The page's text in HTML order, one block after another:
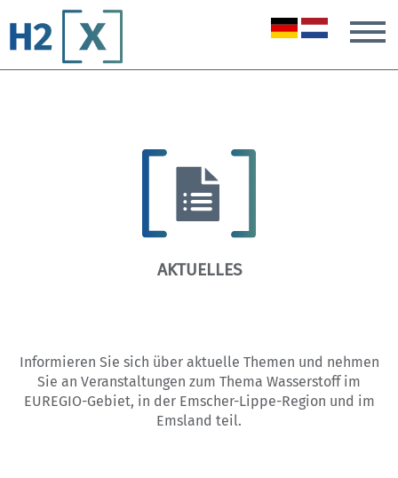
AKTUELLES
Informieren Sie sich über aktuelle Themen und nehmen
Sie an Veranstaltungen zum Thema Wasserstoff im
EUREGIO-Gebiet, in der Emscher-Lippe-Region und im
Emsland teil.